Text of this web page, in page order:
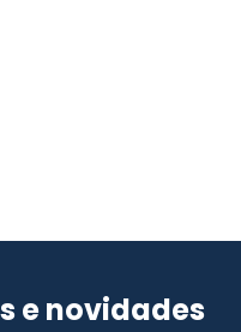
e novidades